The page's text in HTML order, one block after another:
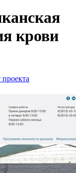
крови